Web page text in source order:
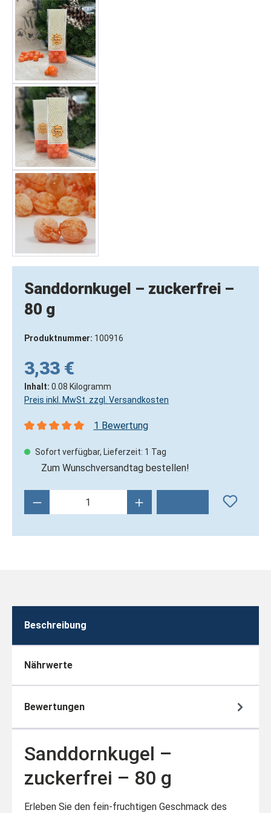
Sanddornkugel – zuckerfrei –
80 g
Produktnummer: 100916
3,33 €
Inhalt: 0.08 Kilogramm
Preis inkl. MwSt. zzgl. Versandkosten
1 Bewertung
Sofort verfügbar, Lieferzeit: 1 Tag
Zum Wunschversandtag bestellen!
Produkt Anzahl: Gib den gewünschten
Beschreibung
Nährwerte
Bewertungen
Sanddornkugel –
zuckerfrei – 80 g
Erleben Sie den fein-fruchtigen Geschmack des